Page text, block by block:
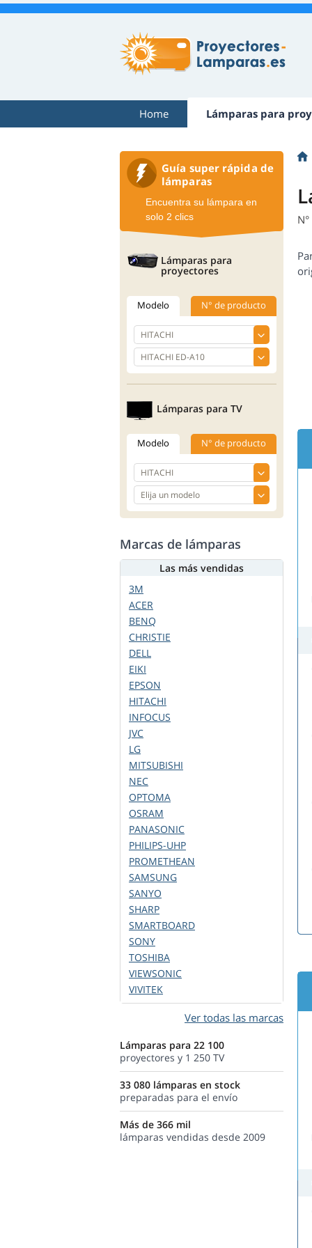
Home Lámparas para
Guía super rápida de
lámparas
Encuentra su lámpara en
solo 2 clics
Lámparas para
proyectores
Modelo N° de producto
Lámparas para TV
Modelo N° de producto
Marcas de lámparas
Las más vendidas
3M
ACER
BENQ
CHRISTIE
DELL
EIKI
EPSON
HITACHI
INFOCUS
JVC
LG
MITSUBISHI
NEC
OPTOMA
OSRAM
PANASONIC
PHILIPS-UHP
PROMETHEAN
SAMSUNG
SANYO
SHARP
SMARTBOARD
SONY
TOSHIBA
VIEWSONIC
VIVITEK
Ver todas las marcas
Lámparas para 22 100
proyectores y 1 250 TV
33 080 lámparas en stock
preparadas para el envío
Más de 366 mil
lámparas vendidas desde 2009